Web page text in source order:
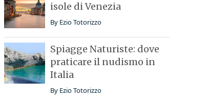
isole di Venezia
By Ezio Totorizzo
Spiagge Naturiste: dove
praticare il nudismo in
Italia
By Ezio Totorizzo